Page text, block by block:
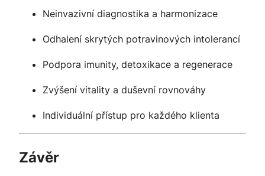
Neinvazivní diagnostika a harmonizace
Odhalení skrytých potravinových intolerancí
Podpora imunity, detoxikace a regenerace
Zvýšení vitality a duševní rovnováhy
Individuální přístup pro každého klienta
Závěr